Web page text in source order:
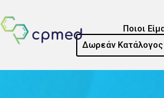
Ποιοι
Δωρεάν Κατάλογος